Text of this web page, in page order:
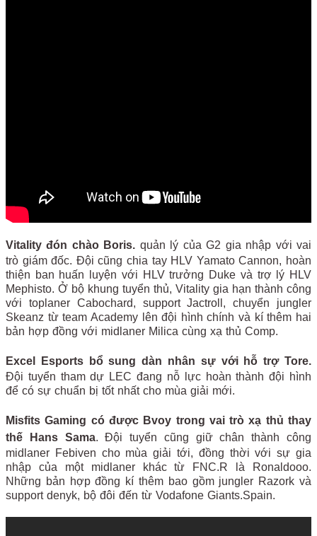
Vitality đón chào Boris. quản lý của G2 gia nhập với vai
trò giám đốc. Đội cũng chia tay HLV Yamato Cannon, hoàn
thiện ban huấn luyện với HLV trưởng Duke và trợ lý HLV
Mephisto. Ở bộ khung tuyển thủ, Vitality gia hạn thành công
với toplaner Cabochard, support Jactroll, chuyển jungler
Skeanz từ team Academy lên đội hình chính và kí thêm hai
bản hợp đồng với midlaner Milica cùng xạ thủ Comp.
Excel Esports bổ sung dàn nhân sự với hỗ trợ Tore.
Đội tuyển tham dự LEC đang nỗ lực hoàn thành đội hình
để có sự chuẩn bị tốt nhất cho mùa giải mới.
Misfits Gaming có được Bvoy trong vai trò xạ thủ thay
thế Hans Sama. Đội tuyển cũng giữ chân thành công
midlaner Febiven cho mùa giải tới, đồng thời với sự gia
nhập của một midlaner khác từ FNC.R là Ronaldooo.
Những bản hợp đồng kí thêm bao gồm jungler Razork và
support denyk, bộ đôi đến từ Vodafone Giants.Spain.